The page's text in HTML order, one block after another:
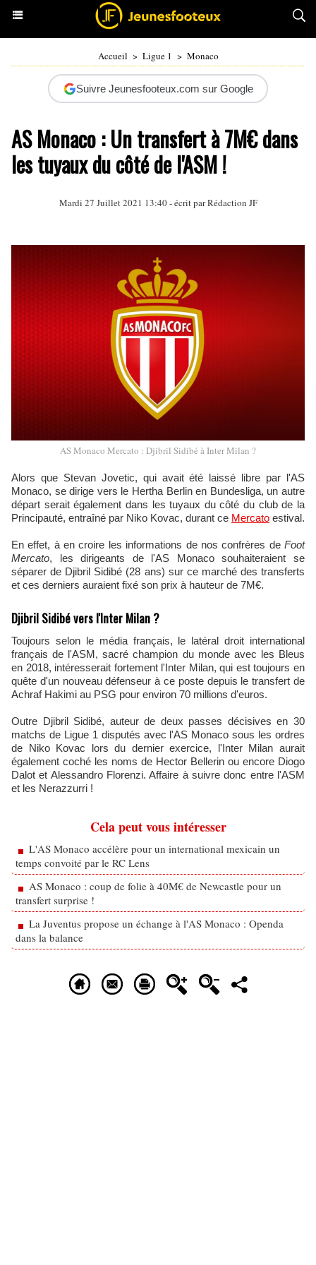
Accueil > Ligue 1 > Monaco
Suivre Jeunesfooteux.com sur Google
AS Monaco : Un transfert à 7M€ dans
les tuyaux du côté de l'ASM !
Mardi 27 Juillet 2021 13:40 - écrit par Rédaction JF
AS Monaco Mercato : Djibril Sidibé à Inter Milan ?
Alors que Stevan Jovetic, qui avait été laissé libre par l'AS
Monaco, se dirige vers le Hertha Berlin en Bundesliga, un autre
départ serait également dans les tuyaux du côté du club de la
Principauté, entraîné par Niko Kovac, durant ce Mercato estival.
En effet, à en croire les informations de nos confrères de Foot
Mercato, les dirigeants de l'AS Monaco souhaiteraient se
séparer de Djibril Sidibé (28 ans) sur ce marché des transferts
et ces derniers auraient fixé son prix à hauteur de 7M€.
Djibril Sidibé vers l'Inter Milan ?
Toujours selon le média français, le latéral droit international
français de l'ASM, sacré champion du monde avec les Bleus
en 2018, intéresserait fortement l'Inter Milan, qui est toujours en
quête d'un nouveau défenseur à ce poste depuis le transfert de
Achraf Hakimi au PSG pour environ 70 millions d'euros.
Outre Djibril Sidibé, auteur de deux passes décisives en 30
matchs de Ligue 1 disputés avec l'AS Monaco sous les ordres
de Niko Kovac lors du dernier exercice, l'Inter Milan aurait
également coché les noms de Hector Bellerin ou encore Diogo
Dalot et Alessandro Florenzi. Affaire à suivre donc entre l'ASM
et les Nerazzurri !
Cela peut vous intéresser
L'AS Monaco accélère pour un international mexicain un
temps convoité par le RC Lens
AS Monaco : coup de folie à 40M€ de Newcastle pour un
transfert surprise !
La Juventus propose un échange à l'AS Monaco : Openda
dans la balance